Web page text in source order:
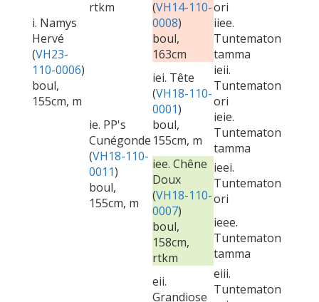
i. Namys
Hervé
(VH23-
110-0006)
boul,
155cm, m
rtkm (VH14-110-
0008)
boul,
163cm
ori
iiee.
Tuntematon
tamma
ie. PP's
Cunégonde
(VH18-110-
0011)
boul,
155cm, m
iei. Tête
(VH18-110-
0001)
boul,
155cm, m
ieii.
Tuntematon
ori
ieie.
Tuntematon
tamma
iee. Chêne
Doux
(VH18-110-
0007)
boul,
158cm,
rtkm
ieei.
Tuntematon
ori
ieee.
Tuntematon
tamma
eii.
Grandiose
eiii.
Tuntematon